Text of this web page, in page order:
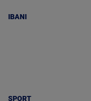
IBANI
SPORT